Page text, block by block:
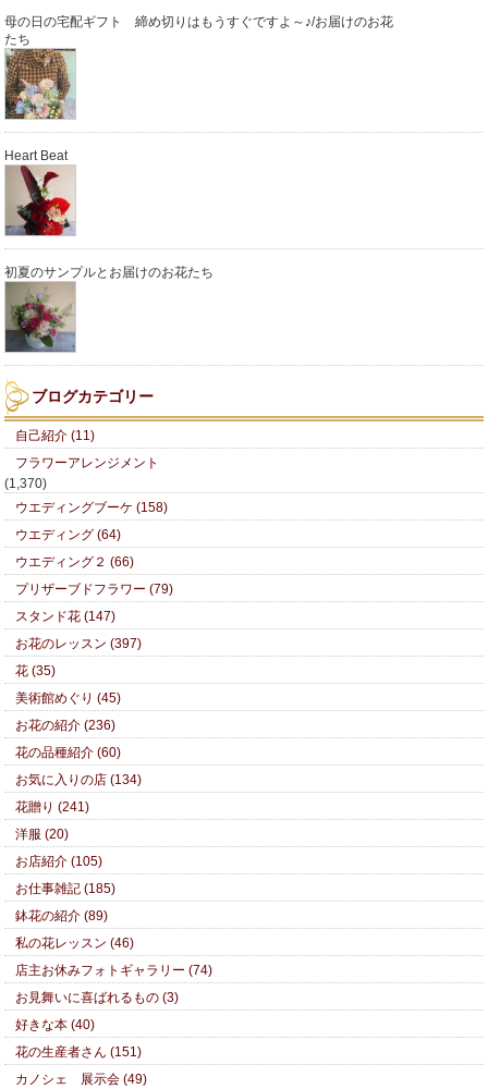
母の日の宅配ギフト 締め切りはもうすぐですよ～♪/お届けのお花
たち
Heart Beat
初夏のサンプルとお届けのお花たち
ブログカテゴリー
自己紹介 (11)
フラワーアレンジメント
(1,370)
ウエディングブーケ (158)
ウエディング (64)
ウエディング２ (66)
プリザーブドフラワー (79)
スタンド花 (147)
お花のレッスン (397)
花 (35)
美術館めぐり (45)
お花の紹介 (236)
花の品種紹介 (60)
お気に入りの店 (134)
花贈り (241)
洋服 (20)
お店紹介 (105)
お仕事雑記 (185)
鉢花の紹介 (89)
私の花レッスン (46)
店主お休みフォトギャラリー (74)
お見舞いに喜ばれるもの (3)
好きな本 (40)
花の生産者さん (151)
カノシェ 展示会 (49)